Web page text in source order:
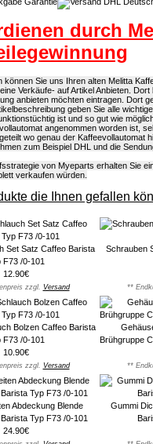
durch
können Sie uns Ihren alten Melitta
Verkäufe- auf Artikel Anbieten.
anbieten möchten eintragen. Dort
geben Sie alle
ist und so gut wie
angenommen worden ist,
wo genau der Kaffeevollautomat
zum Beispiel DHL und die
von Myeparts erhalten Sie
verkaufen würden.
die Ihnen gefallen
Set Satz Caffeo Barista
F73 /0-101
12.90€
zzgl. Versand
Schrauben
**
Bolzen Caffeo Barista
F73 /0-101
10.90€
zzgl. Versand
Brühgruppe
**
Abdeckung Blende
Typ F73 /0-101
24.90€
Gummi